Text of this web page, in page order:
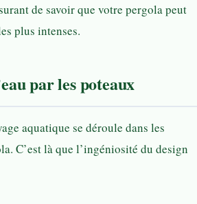
de savoir que votre pergola peut
plus intenses.
par les poteaux
aquatique se déroule dans les
C’est là que l’ingéniosité du design